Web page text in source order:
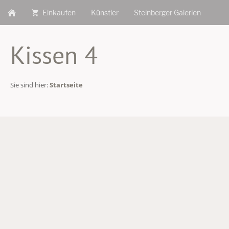
Einkaufen Künstler Steinberger Galerien
Kissen 4
Sie sind hier:Startseite